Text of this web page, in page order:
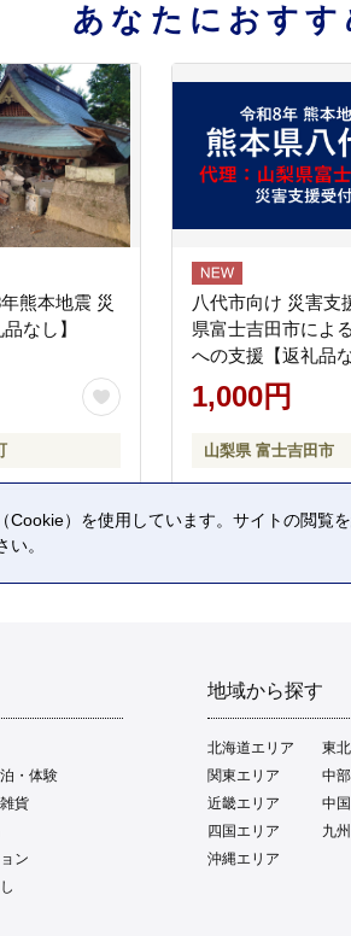
あなたにおすす
熊本地震 災
なし】
八代市向け 災害
県富士吉田市によ
への支援【返礼品な
1,000円
山梨県 富士吉田市
・体験
貨
ン
地域から探す
北海道エリア
東
関東エリア
中
近畿エリア
中
四国エリア
九
沖縄エリア
）を使用しています。サイトの閲覧
い。